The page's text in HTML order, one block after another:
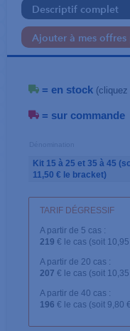
Descriptif complet
Ajouter à mes offres
= en stock
= sur commande
Kit 15 à 25 et 35 à 45
11,50 € le bracket)
TARIF DÉGRESSIF
A partir de 5 cas :
219 € le cas (soit
A partir de 20 cas :
207 € le cas (soit
A partir de 40 cas :
196 € le cas (soit 9,80